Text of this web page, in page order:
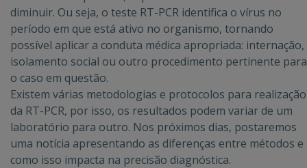
diminuir. Ou seja, o teste RT-PCR identifica o vírus no
período em que está ativo no organismo, tornando
possível aplicar a conduta médica apropriada: internação,
isolamento social ou outro procedimento pertinente para
o caso em questão.
Existem várias metodologias e protocolos para realização
da RT-PCR, por isso, os resultados podem variar de um
laboratório para outro. Nos próximos dias, postaremos
uma notícia apresentando as diferenças entre métodos e
como isso impacta na precisão diagnóstica.